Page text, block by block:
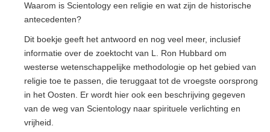
Waarom is Scientology een religie en wat zijn de historische
antecedenten?
Dit boekje geeft het antwoord en nog veel meer, inclusief
informatie over de zoektocht van L. Ron Hubbard om
westerse wetenschappelijke methodologie op het gebied van
religie toe te passen, die teruggaat tot de vroegste oorsprong
in het Oosten. Er wordt hier ook een beschrijving gegeven
van de weg van Scientology naar spirituele verlichting en
vrijheid.